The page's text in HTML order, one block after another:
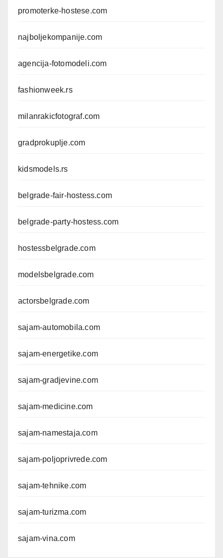
promoterke-hostese.com
najboljekompanije.com
agencija-fotomodeli.com
fashionweek.rs
milanrakicfotograf.com
gradprokuplje.com
kidsmodels.rs
belgrade-fair-hostess.com
belgrade-party-hostess.com
hostessbelgrade.com
modelsbelgrade.com
actorsbelgrade.com
sajam-automobila.com
sajam-energetike.com
sajam-gradjevine.com
sajam-medicine.com
sajam-namestaja.com
sajam-poljoprivrede.com
sajam-tehnike.com
sajam-turizma.com
sajam-vina.com